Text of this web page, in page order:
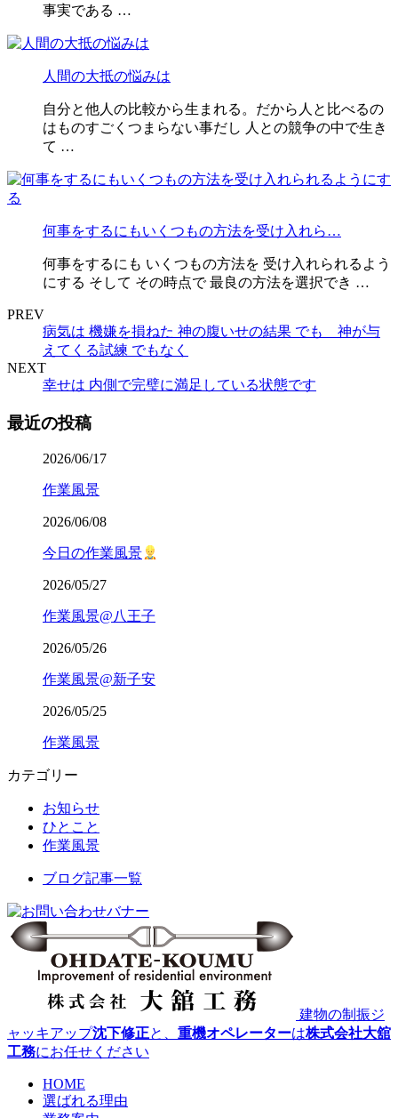
事実である …
人間の大抵の悩みは
自分と他人の比較から生まれる。だから人と比べるの
はものすごくつまらない事だし 人との競争の中で生き
て …
何事をするにもいくつもの方法を受け入れら…
何事をするにも いくつもの方法を 受け入れられるよう
にする そして その時点で 最良の方法を選択でき …
PREV
病気は 機嫌を損ねた 神の腹いせの結果 でも 神が与
えてくる試練 でもなく
NEXT
幸せは 内側で完璧に満足している状態です
最近の投稿
2026/06/17
作業風景
2026/06/08
今日の作業風景
2026/05/27
作業風景@八王子
2026/05/26
作業風景@新子安
2026/05/25
作業風景
カテゴリー
お知らせ
ひとこと
作業風景
ブログ記事一覧
建物の制振ジ
ャッキアップ沈下修正と、 重機オペレーターは株式会社大舘
工務にお任せください
HOME
選ばれる理由